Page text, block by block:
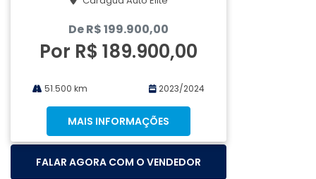
De R$ 199.900,00
Por R$ 189.900,00
51.500 km 2023/2024
MAIS INFORMAÇÕES
FALAR AGORA COM O VENDEDOR